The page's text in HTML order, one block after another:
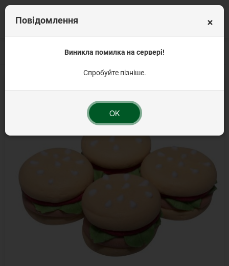
Цукрові прикраси Набори для декорування
×
Повідомлення
Виникла помилка на сервері!
Спробуйте пізніше.
OK